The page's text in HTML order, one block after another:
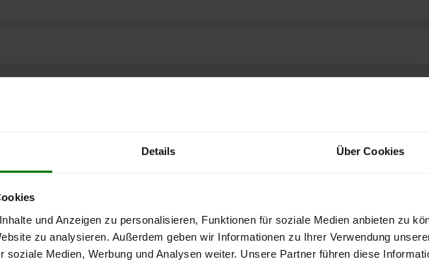
Details Über Cookies
und Anzeigen zu personalisieren, Funktionen für soziale Medien anbieten zu
zu analysieren. Außerdem geben wir Informationen zu Ihrer Verwendung
soziale Medien, Werbung und Analysen weiter. Unsere Partner führen diese